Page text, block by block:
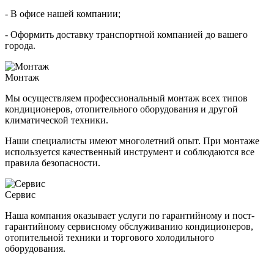
- В офисе нашей компании;
- Оформить доставку транспортной компанией до вашего
города.
Монтаж
Мы осуществляем профессиональный монтаж всех типов
кондиционеров, отопительного оборудования и другой
климатической техники.
Наши специалисты имеют многолетний опыт. При монтаже
используется качественный инструмент и соблюдаются все
правила безопасности.
Сервис
Наша компания оказывает услуги по гарантийному и пост-
гарантийному сервисному обслуживанию кондиционеров,
отопительной техники и торгового холодильного
оборудования.